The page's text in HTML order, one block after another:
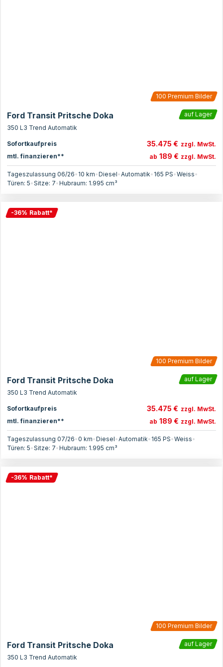
100 Premium Bilder
Ford Transit Pritsche Doka
auf Lager
350 L3 Trend Automatik
Sofortkaufpreis 35.475 € zzgl. MwSt.
mtl. finanzieren**
ab 189 € zzgl. MwSt.
Tageszulassung 06/26• 10 km•Diesel•Automatik• 165 PS•Weiss•
Türen: 5•Sitze: 7•Hubraum: 1.995 cm³
-36% Rabatt*
100 Premium Bilder
Ford Transit Pritsche Doka
auf Lager
350 L3 Trend Automatik
Sofortkaufpreis 35.475 € zzgl. MwSt.
mtl. finanzieren**
ab 189 € zzgl. MwSt.
Tageszulassung 07/26•0 km•Diesel•Automatik• 165 PS•Weiss•
Türen: 5•Sitze: 7•Hubraum: 1.995 cm³
-36% Rabatt*
100 Premium Bilder
Ford Transit Pritsche Doka
auf Lager
350 L3 Trend Automatik